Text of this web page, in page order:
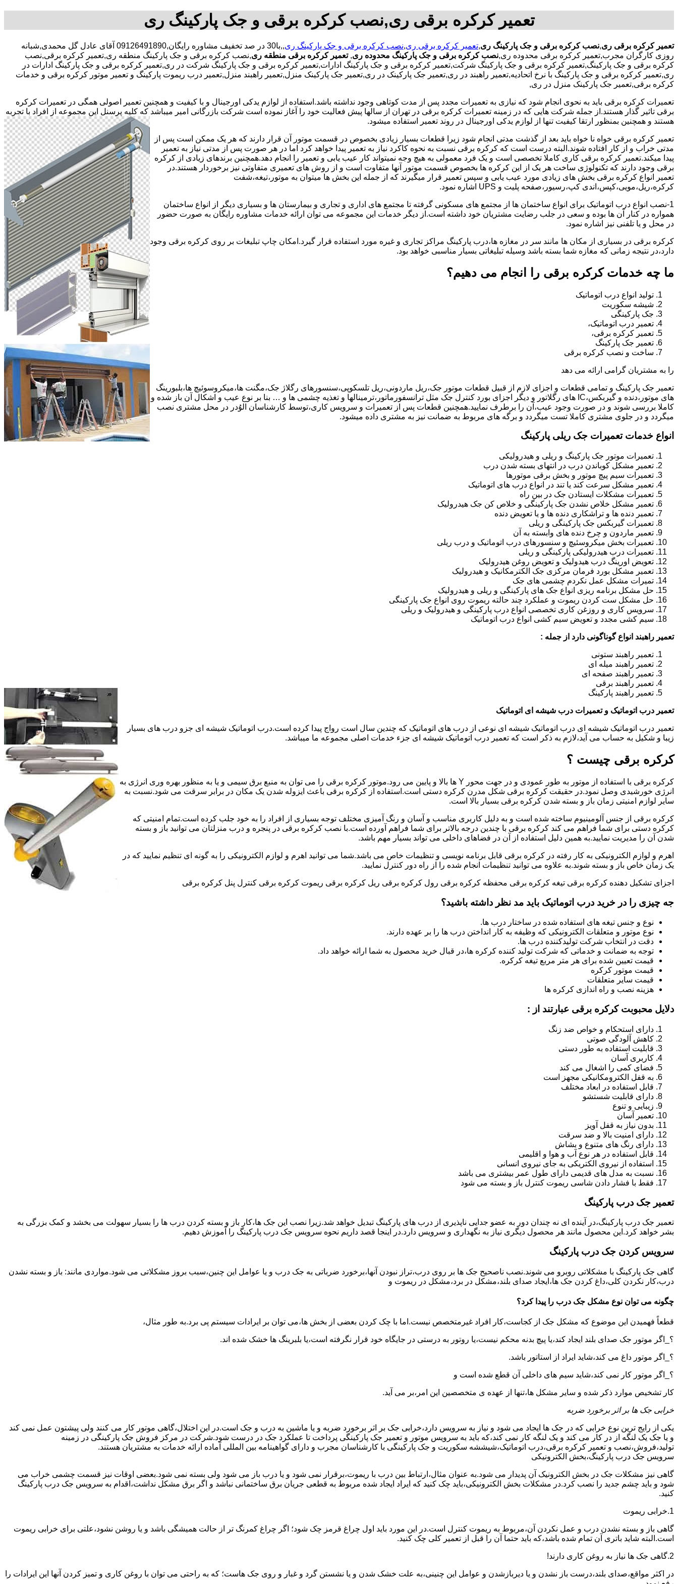
تعمیر کرکره برقی ری,نصب کرکره برقی و جک پارکینگ ری
تعمیر کرکره برقی ری,نصب کرکره برقی و جک پارکینگ ری,تعمیر کرکره برقی ری,نصب کرکره برقی و جک پارکینگ ری
,,با30 در صد تخفیف مشاوره رایگان,09126491890 آقای عادل گل محمدی,شبانه
روزی کارگران مجرب,تعمیر کرکره برقی محدوده ری,نصب کرکره برقی و جک پارکینگ محدوده ری, تعمیر کرکره برقی منطقه ری,نصب کرکره برقی و جک پارکینگ منطقه ری,تعمیر کرکره برقی,نصب
کرکره برقی و جک پارکینگ,تعمیر کرکره برقی و جک پارکینگ شرکت,تعمیر کرکره برقی و جک پارکینگ ادارات,تعمیر کرکره برقی و جک پارکینگ شرکت در ری,تعمیر کرکره برقی و جک پارکینگ ادارات در
ری,تعمیر کرکره برقی و جک پارکینگ با نرخ اتحادیه,تعمیر راهبند در ری,تعمیر جک پارکینک در ری,تعمیر جک پارکینک منزل,تعمیر راهبند منزل,تعمیر درب ریموت پارکینگ و تعمیر موتور کرکره برقی و خدمات
کرکره برقی,تعمیر جک پارکینک منزل در ری,
تعمیرات کرکره برقی باید به نحوی انجام شود که نیازی به تعمیرات مجدد پس از مدت کوتاهی وجود نداشته باشد.استفاده از لوازم یدکی اورجینال و با کیفیت و همچنین تعمیر اصولی همگی در تعمیرات کرکره
برقی تاثیر گذار هستند.از جمله شرکت هایی که در زمینه تعمیرات کرکره برقی در تهران از سالها پیش فعالیت خود را آغاز نموده است شرکت بازرگانی امیر میباشد که کلیه پرسنل این مجموعه از افراد با تجربه
هستند و همچنین بمنظور ارتقا کیفیت تنها از لوازم یدکی اورجینال در روند تعمیر استفاده میشود.
تعمیر کرکره برقی خواه نا خواه باید بعد از گذشت مدتی انجام شود زیرا قطعات بسیار زیادی بخصوص در قسمت موتور آن قرار دارند که هر یک ممکن است پس از
مدتی خراب و از کار افتاده شوند.البته درست است که کرکره برقی نسبت به نحوه کاکرد نیاز به تعمیر پیدا خواهد کرد اما در هر صورت پس از مدتی نیاز به تعمیر
پیدا میکند.تعمیر کرکره برقی کاری کاملا تخصصی است و یک فرد معمولی به هیچ وجه نمیتواند کار عیب یابی و تعمیر را انجام دهد.همچنین برندهای زیادی از کرکره
برقی وجود دارند که تکنولوژی ساخت هر یک از این کرکره ها بخصوص قسمت موتور آنها متفاوت است و از روش های تعمیری متفاوتی نیز برخوردار هستند.در
تعمیر انواع کرکره برقی بخش های زیادی مورد عیب یابی و سپس تعمیر قرار میگیرند که از جمله این بخش ها میتوان به موتور،تیغه،شفت
کرکره،ریل،مویی،کپس،اندی کپ،رسیور،صفحه پلیت و UPS اشاره نمود.
1-نصب انواع درب اتوماتیک برای انواع ساختمان ها از مجتمع های مسکونی گرفته تا مجتمع های اداری و تجاری و بیمارستان ها و بسیاری دیگر از انواع ساختمان
همواره در کنار آن ها بوده و سعی در جلب رضایت مشتریان خود داشته است.از دیگر خدمات این مجموعه می توان ارائه خدمات مشاوره رایگان به صورت حضور
در محل و یا تلفنی نیز اشاره نمود.
کرکره برقی در بسیاری از مکان ها مانند سر در مغازه ها،درب پارکینگ مراکز تجاری و غیره مورد استفاده قرار گیرد.امکان چاپ تبلیغات بر روی کرکره برقی وجود
دارد،در نتیجه زمانی که مغازه شما بسته باشد وسیله تبلیغاتی بسیار مناسبی خواهد بود.
ما چه خدمات کرکره برقی را انجام می دهیم؟
تولید انواع درب اتوماتیک
شیشه سکوریت
جک پارکینگی
تعمیر درب اتوماتیک،
تعمیر کرکره برقی،
تعمیر جک پارکینگ
ساخت و نصب کرکره برقی
را به مشتریان گرامی ارائه می دهد
تعمیر جک پارکینگ و تمامی قطعات و اجزای لازم از قبیل قطعات موتور جک،ریل ماردونی،ریل تلسکوپی،سنسورهای رگلاژ جک،مگنت ها،میکروسوئیچ ها،بلبورینگ
های موتور،دنده و گیربکس،IC های رگلاتور و دیگر اجزای بورد کنترل جک مثل ترانسفورماتور،ترمینالها و تغذیه چشمی ها و … بنا بر نوع عیب و اشکال آن باز شده و
کاملا بررسی شوند و در صورت وجود عیب،آن را برطرف نمایید.همچنین قطعات پس از تعمیرات و سرویس کاری،توسط کارشناسان الوُدر در محل مشتری نصب
میگردد و در جلوی مشتری کاملا تست میگردد و برگه های مربوط به ضمانت نیز به مشتری داده میشود.
انواع خدمات تعمیرات جک ریلی پارکینگ
تعمیرات موتور جک پارکینگ و ریلی و هیدرولیکی
تعمیر مشکل کوباندن درب در انتهای بسته شدن درب
تعمیرات سیم پیچ موتور و بخش برقی موتورها
تعمیر مشکل سرعت کند یا تند در انواع درب های اتوماتیک
تعمیرات مشکلات ایستادن جک در بین راه
تعمیر مشکل خلاص نشدن جک پارکینگی و خلاص کن جک هیدرولیک
تعمیر دنده ها و تراشکاری دنده ها و یا تعویض دنده
تعمیرات گیربکس جک پارکینگی و ریلی
تعمیر ماردون و چرخ دنده های وابسته به آن
تعمیرات بخش میکروسئیچ و سنسورهای درب اتوماتیک و درب ریلی
تعمیرات درب هیدرولیکی پارکینگی و ریلی
تعویض اورینگ درب هیدولیک و تعویض روغن هیدرولیک
تعمیر مشکل بورد فرمان مرکزی جک الکترمکانیک و هیدرولیک
تمیرات مشکل عمل نکردم چشمی های جک
حل مشکل برنامه ریزی انواع جک های پارکینگی و ریلی و هیدرولیک
حل مشکل ست کردن ریموت و عملکرد چند حالته ریموت روی انواع جک پارکینگی
سرویس کاری و روزغن کاری تخصصی انواع درب پارکینگی و هیدرولیک و ریلی
سیم کشی مجدد و تعویض سیم کشی انواع درب اتوماتیک
تعمیر راهبند انواع گوناگونی دارد از جمله :
تعمیر راهبند ستونی
تعمیر راهبند میله ای
تعمیر راهبند صفحه ای
تعمیر راهبند برقی
تعمیر راهبند پارکینگ
تعمیر درب اتوماتیک و تعمیرات درب شیشه ای اتوماتیک
تعمیر درب اتوماتیک شیشه ای درب اتوماتیک شیشه ای نوعی از درب های اتوماتیک که چندین سال است رواج پیدا کرده است.درب اتوماتیک شیشه ای جزو درب های بسیار
زیبا و شکیل به حساب می آید،لازم به ذکر است که تعمیر درب اتوماتیک شیشه ای جزء خدمات اصلی مجموعه ما میباشد.
کرکره برقی چیست ؟
کرکره برقی با استفاده از موتور به طور عمودی و در جهت محور Y ها بالا و پایین می رود.موتور کرکره برقی را می توان به منبع برق سیمی و یا به منظور بهره وری انرژی به
انرژی خورشیدی وصل نمود.در حقیقت کرکره برقی شکل مدرن کرکره دستی است.استفاده از کرکره برقی باعث ایزوله شدن یک مکان در برابر سرقت می شود.نسبت به
سایر لوازم امنیتی زمان باز و بسته شدن کرکره برقی بسیار بالا است.
کرکره برقی از جنس آلومینیوم ساخته شده است و به دلیل کاربری مناسب و آسان و رنگ آمیزی مختلف توجه بسیاری از افراد را به خود جلب کرده است.تمام امنیتی که
کرکره دستی برای شما فراهم می کند کرکره برقی با چندین درجه بالاتر برای شما فراهم آورده است.با نصب کرکره برقی در پنجره و درب منزلتان می توانید باز و بسته
شدن آن را مدیریت نمایید.به همین دلیل استفاده از آن در فضاهای داخلی می تواند بسیار مهم باشد.
اهرم و لوازم الکترونیکی به کار رفته در کرکره برقی قابل برنامه نویسی و تنظیمات خاص می باشد.شما می توانید اهرم و لوازم الکترونیکی را به گونه ای تنظیم نمایید که در
یک زمان خاص باز و بسته شوند.به علاوه می توانید تنظیمات انجام شده را از راه دور کنترل نمایید.
اجزای تشکیل دهنده کرکره برقی تیغه کرکره برقی محفظه کرکره برقی رول کرکره برقی ریل کرکره برقی ریموت کرکره برقی کنترل پنل کرکره برقی
جه چیزی را در خرید درب اتوماتیک باید مد نظر داشته باشید؟
نوع و جنس تیغه های استفاده شده در ساختار درب ها.
نوع موتور و متعلقات الکترونیکی که وظیفه به کار انداختن درب ها را بر عهده دارند.
دقت در انتخاب شرکت تولیدکننده درب ها.
توجه به ضمانت و خدماتی که شرکت تولید کننده کرکره ها،در قبال خرید محصول به شما ارائه خواهد داد.
قیمت تعیین شده برای هر متر مربع تیغه کرکره.
قیمت موتور کرکره
قیمت سایر متعلقات
هزینه نصب و راه اندازی کرکره ها
دلایل محبوبت کرکره برقی عبارتند از :
دارای استحکام و خواص ضد زنگ
کاهش آلودگی صوتی
قابلیت استفاده به طور دستی
کاربری آسان
فضای کمی را اشغال می کند
به قفل الکترومکانیکی مجهز است
قابل استفاده در ابعاد مختلف
دارای قابلیت شستشو
زیبایی و تنوع
تعمیر آسان
بدون نیاز به قفل آویز
دارای امنیت بالا و ضد سرقت
دارای رنگ های متنوع و بشاش
قابل استفاده در هر نوع آب و هوا و اقلیمی
استفاده از نیروی الکتریکی به جای نیروی انسانی
نسبت به مدل های قدیمی دارای طول عمر بیشتری می باشد
فقط با فشار دادن شاسی ریموت کنترل باز و بسته می شود
تعمیر جک درب پارکینگ
تعمیر جک درب پارکینگ،در آینده ای نه چندان دور به عضو جدایی ناپذیری از درب های پارکینگ تبدیل خواهد شد.زیرا نصب این جک ها،کار باز و بسته کردن درب ها را بسیار سهولت می بخشد و کمک بزرگی به
بشر خواهد کرد.این محصول مانند هر محصول دیگری نیاز به نگهداری و سرویس دارد.در اینجا قصد داریم نحوه سرویس جک درب پارکینگ را آموزش دهیم.
سرویس کردن جک درب پارکینگ
گاهی جک پارکینگ با مشکلاتی روبرو می شوند.نصب ناصحیح جک ها بر روی درب،تراز نبودن آنها،برخورد ضرباتی به جک درب و یا عوامل این چنین،سبب بروز مشکلاتی می شود.مواردی مانند: باز و بسته نشدن
درب،کار نکردن کلی،داغ کردن جک ها،ایجاد صدای بلند،مشکل در برد،مشکل در ریموت و
چگونه می توان نوع مشکل جک درب را پیدا کرد؟
قطعاً فهمیدن این موضوع که مشکل جک از کجاست،کار افراد غیرمتخصص نیست.اما با چک کردن بعضی از بخش ها،می توان بر ایرادات سیستم پی برد.به طور مثال،
؟_اگر موتور جک صدای بلند ایجاد کند،یا پیچ بدنه محکم نیست،یا روتور به درستی در جایگاه خود قرار نگرفته است،یا بلبرینگ ها خشک شده اند.
؟_اگر موتور داغ می کند،شاید ایراد از استاتور باشد.
؟_اگر موتور کار نمی کند،شاید سیم های داخلی آن قطع شده است و
کار تشخیص موارد ذکر شده و سایر مشکل ها،تنها از عهده ی متخصصین این امر،بر می آید.
خرابی جک ها بر اثر برخورد ضربه
یکی از رایج ترین نوع خرابی که در جک ها ایجاد می شود و نیاز به سرویس دارد،خرابی جک بر اثر برخورد ضربه و یا ماشین به درب و جک است.در این اختلال،گاهی موتور کار می کنند ولی پیشتون عمل نمی کند
و یا جک یک لنگه از در کار می کند و یک لنگه کار نمی کند،که باید به سرویس موتور و تعمیر جک پارکینگی پرداخت تا عملکرد جک در درست شود.شرکت در مرکز فروش جک پارکینگی در زمینه
تولید،فروش،نصب و تعمیر کرکره برقی،درب اتوماتیک،شیششه سکوریت و جک پارکینگی با کارشناسان مجرب و دارای گواهینامه بین المللی آماده ارائه خدمات به مشتریان هستند.
سرویس جک درب پارکینگ،بخش الکترونیکی
گاهی نیز مشکلات جک در بخش الکترونیک آن پدیدار می شود.به عنوان مثال،ارتباط بین درب با ریموت،برقرار نمی شود و یا درب باز می شود ولی بسته نمی شود.بعضی اوقات نیز قسمت چشمی خراب می
شود و باید چشم جدید را نصب کرد.در مشکلات بخش الکترونیکی،باید چک کنید که ایراد ایجاد شده مربوط به قطعی جریان برق ساختمانی نباشد و اگر برق مشکل نداشت،اقدام به سرویس جک درب پارکینگ
کنید.
1.خرابی ریموت
گاهی باز و بسته نشدن درب و عمل نکردن آن،مربوط به ریموت کنترل است.در این مورد باید اول چراغ قرمز چک شود؛ اگر چراغ کمرنگ تر از حالت همیشگی باشد و یا روشن نشود،علتی برای خرابی ریموت
است.البته شاید باتری آن تمام شده باشد،که باید حتما آن را قبل از تعمیر کلی چک کنید.
2.گاهی جک ها نیاز به روغن کاری دارند!
در اکثر مواقع،صدای بلند،درست باز نشدن و یا دیربازشدن و عوامل این چنینی،به علت خشک شدن و یا نشستن گرد و غبار و روی جک هاست؛ که به راحتی می توان با روغن کاری و تمیز کردن آنها این ایرادات را